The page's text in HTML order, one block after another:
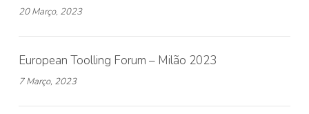
20 Março, 2023
European Toolling Forum – Milão 2023
7 Março, 2023